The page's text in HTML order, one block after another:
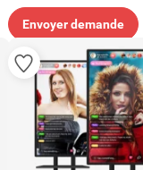
Envoyer demande